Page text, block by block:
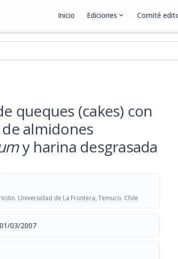
Inicio Ediciones expand_more Comité
queques (cakes) con
almidones
y harina desgrasada
Universidad de La Frontera, Temuco. Chile
01/03/2007